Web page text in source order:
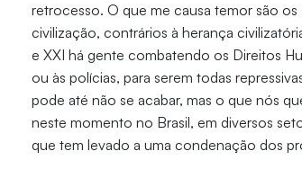
retrocesso. O que me causa temor são
civilização, contrários à herança
e XXI há gente combatendo os Direitos
ou às polícias, para serem todas
pode até não se acabar, mas o que nós
neste momento no Brasil, em diversos
que tem levado a uma condenação dos